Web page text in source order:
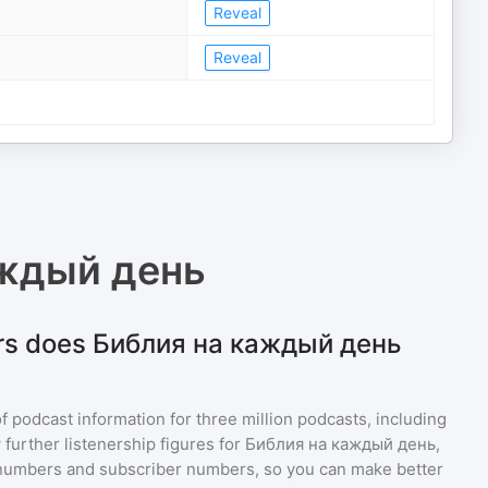
Reveal
Reveal
день
does Библия на каждый день
podcast information for three million podcasts, including
further listenership figures for Библия на каждый день,
and subscriber numbers, so you can make better